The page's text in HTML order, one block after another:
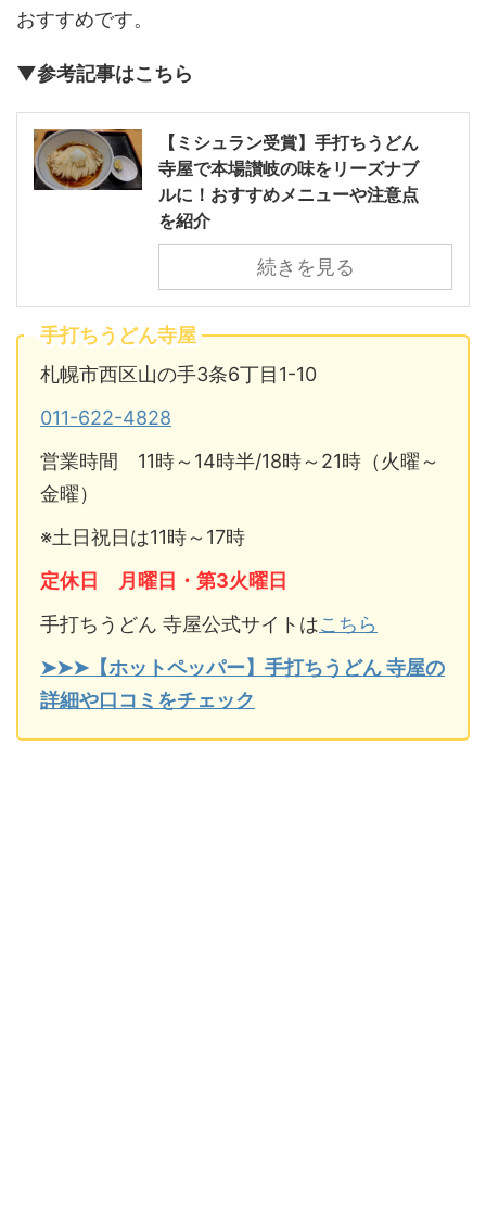
おすすめです。
▼参考記事はこちら
【ミシュラン受賞】手打ちうどん
寺屋で本場讃岐の味をリーズナブ
ルに！おすすめメニューや注意点
を紹介
続きを見る
手打ちうどん寺屋
札幌市西区山の手3条6丁目1-10
011-622-4828
営業時間 11時～14時半/18時～21時（火曜～
金曜）
※土日祝日は11時～17時
定休日 月曜日・第3火曜日
手打ちうどん 寺屋公式サイトはこちら
➤➤➤【ホットペッパー】手打ちうどん 寺屋の
詳細や口コミをチェック